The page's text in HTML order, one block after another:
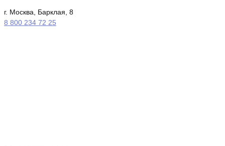
г. Москва, Барклая, 8
8 800 234 72 25